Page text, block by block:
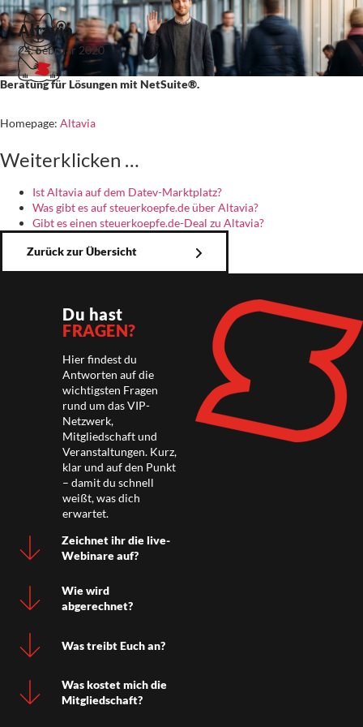
Altavia
24. Februar 2020
Beratung für Lösungen mit NetSuite®.
Homepage: Altavia
Weiterklicken …
Ist Altavia auf dem Datev-Marktplatz?
Was gibt es auf steuerkoepfe.de über Altavia?
Gibt es einen steuerkoepfe.de-Deal zu Altavia?
Zurück zur Übersicht
Du hast
FRAGEN?
Hier findest du
Antworten auf die
wichtigsten Fragen
rund um das VIP-
Netzwerk,
Mitgliedschaft und
Veranstaltungen. Kurz,
klar und auf den Punkt
– damit du schnell
weißt, was dich
erwartet.
Zeichnet ihr die live-
Webinare auf?
Wie wird
abgerechnet?
Was treibt Euch an?
Was kostet mich die
Mitgliedschaft?